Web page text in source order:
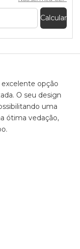
Calcular
opção
O seu design
uma
ótima vedação,